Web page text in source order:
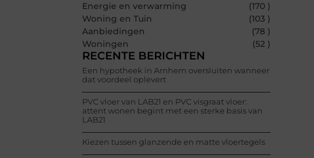
Energie en verwarming
(170 )
Woning en Tuin
(103 )
Aanbiedingen
(78 )
Woningen
(52 )
RECENTE BERICHTEN
Een hypotheek in Arnhem oversluiten wanneer
dat voordeel oplevert
PVC vloer van LAB21 en PVC visgraat vloer:
attent wonen begint met een sterke basis van
LAB21
Kiezen tussen glanzende en matte vloertegels